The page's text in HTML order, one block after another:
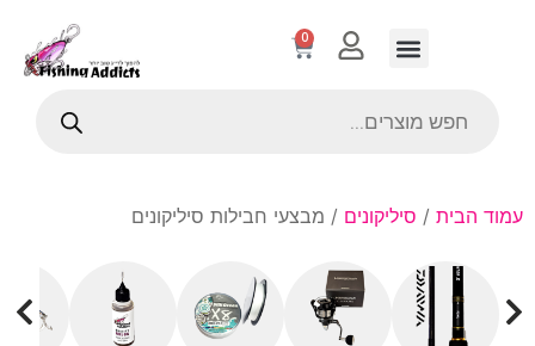
0
עמוד הבית / סיליקונים / מבצעי חבילות סיליקונים